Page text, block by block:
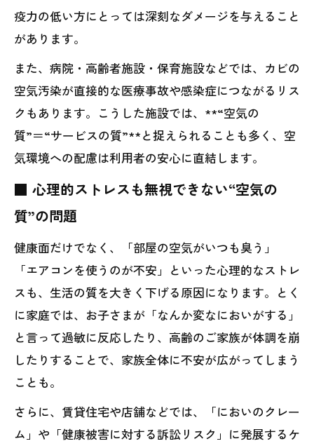
疫力の低い方にとっては深刻なダメージを与えること
があります。
また、病院・高齢者施設・保育施設などでは、カビの
空気汚染が直接的な医療事故や感染症につながるリス
クもあります。こうした施設では、**“空気の
質”＝“サービスの質”**と捉えられることも多く、空
気環境への配慮は利用者の安心に直結します。
■ 心理的ストレスも無視できない“空気の
質”の問題
健康面だけでなく、「部屋の空気がいつも臭う」
「エアコンを使うのが不安」といった心理的なストレ
スも、生活の質を大きく下げる原因になります。とく
に家庭では、お子さまが「なんか変なにおいがする」
と言って過敏に反応したり、高齢のご家族が体調を崩
したりすることで、家族全体に不安が広がってしまう
ことも。
さらに、賃貸住宅や店舗などでは、「においのクレー
ム」や「健康被害に対する訴訟リスク」に発展するケ